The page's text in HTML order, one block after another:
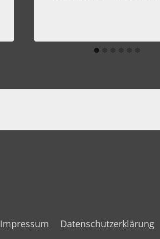
Impressum Datenschutzerklärung